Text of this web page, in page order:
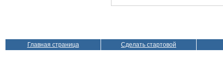
Главная страница Сделать стартовой